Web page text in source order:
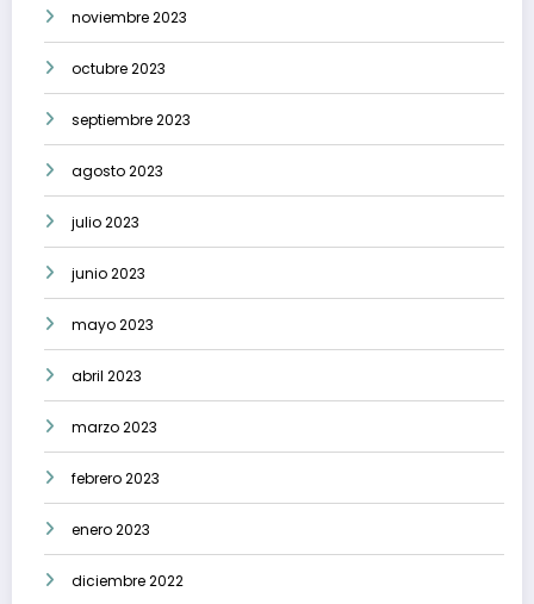
noviembre 2023
octubre 2023
septiembre 2023
agosto 2023
julio 2023
junio 2023
mayo 2023
abril 2023
marzo 2023
febrero 2023
enero 2023
diciembre 2022